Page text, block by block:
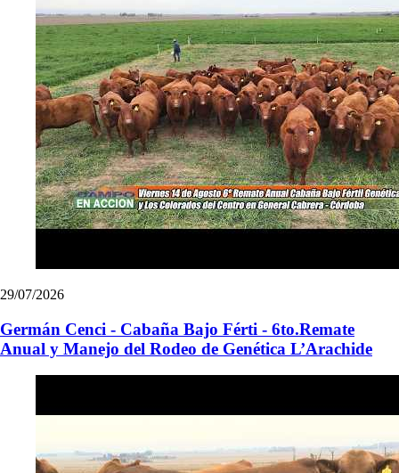
29/07/2026
Germán Cenci - Cabaña Bajo Férti - 6to.Remate
Anual y Manejo del Rodeo de Genética L’Arachide